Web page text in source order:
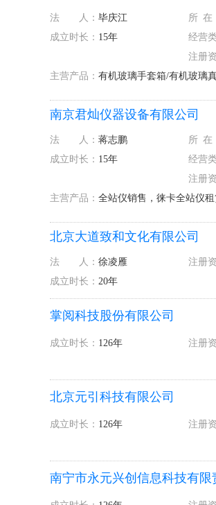
法 人： 毕庆江
成立时长： 15年
所 在
经营
注册
主营产品： 有机玻璃手套箱/有机玻璃
南京君灿仪器设备有限公司
法 人： 蒋志鹏
成立时长： 15年
所 在
经营
注册
主营产品： 全站仪销售，徕卡全站仪
北京大道致和文化有限公司
法 人： 徐凌雁
成立时长： 20年
注册
掌阅科技股份有限公司
成立时长： 126年 注册
北京元引科技有限公司
成立时长： 126年 注册
南宁市永元兴创信息科技有限